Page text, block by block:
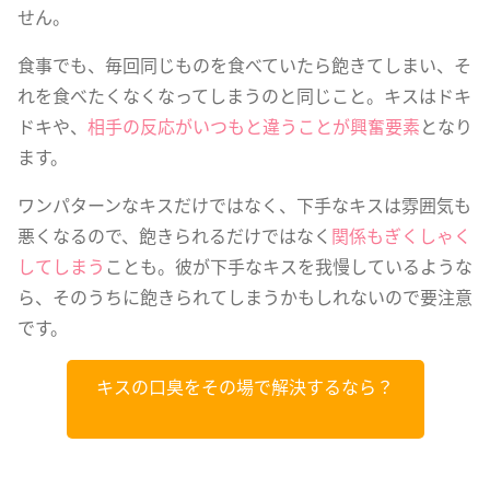
せん。
食事でも、毎回同じものを食べていたら飽きてしまい、そ
れを食べたくなくなってしまうのと同じこと。キスはドキ
ドキや、 相手の反応がいつもと違うことが興奮要素となり
ます。
ワンパターンなキスだけではなく、下手なキスは雰囲気も
悪くなるので、飽きられるだけではなく 関係もぎくしゃく
してしまう ことも。彼が下手なキスを我慢しているような
ら、そのうちに飽きられてしまうかもしれないので要注意
です。
キスの口臭をその場で解決するなら？